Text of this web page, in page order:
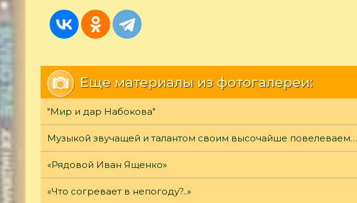
Еще материалы из фотогалереи:
"Мир и дар Набокова"
Музыкой звучащей и талантом своим высочайше повелеваем…
«Рядовой Иван Ященко»
«Что согревает в непогоду?..»